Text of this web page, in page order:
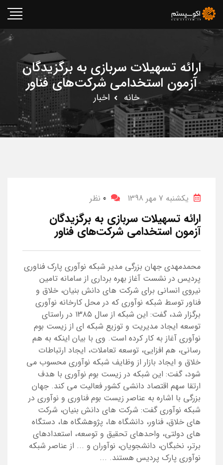
ارائه تسهیلات سربازی به برگزیدگان
آزمون استخدامی شرکت‌های فناور
خانه اخبار
یکشنبه 7 مهر 1398 0 نظر
ارائه تسهیلات سربازی به برگزیدگان
آزمون استخدامی شرکت‌های فناور
محمدمهدی جهان بزرگی مدیر شبکه نوآوری پارک فناوری
پردیس در نشست آغاز بهره برداری از سامانه تامین
نیروی انسانی برای شرکت های دانش بنیان، خلاق و
فناور توسط شبکه نوآوری که در محل کارخانه نوآوری
برگزار شد، گفت: این شبکه از سال ۱۳۸۵ در راستای
توسعه ایجاد مدیریت و توزیع شبکه ای از زیست بوم
نوآوری آغاز به کار کرده است. وی با بیان اینکه به هم
رسانی، هم افزایی، توسعه تعاملات، ایجاد ارتباطات
خلاق و ایجاد بازار از وظایف شبکه نوآوری محسوب می
شود، گفت: این شبکه در زیست بوم نوآوری با هدف
ارتقا سهم اقتصاد دانشی کشور فعالیت می کند. جهان
بزرگی با اشاره به عناصر زیست بوم فناوری و نوآوری در
شبکه نوآوری گفت: شرکت های دانش بنیان، شرکت
های خلاق، فناور، دانشگاه ها، پژوهشگاه ها، دستگاه
های دولتی، واحدهای تحقیق و توسعه، استعدادهای
برتر، نخبگان، دانشجویان، نوآوران و ... از عناصر شبکه
نوآوری پارک پردیس هستند. ...